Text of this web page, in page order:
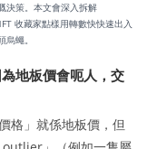
決策。本文會深入拆解
收藏家點樣用轉數快快速出入
蠅。
地板價會呃人，交
格」就係地板價，但